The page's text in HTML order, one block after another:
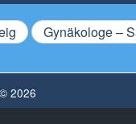
Gynäkologe –
© 2026